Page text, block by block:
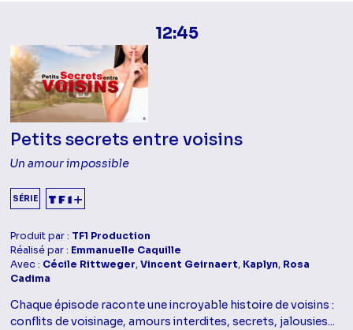
12:45
Petits secrets entre voisins
Un amour impossible
SÉRIE
Produit par : TF1 Production
Réalisé par : Emmanuelle Caquille
Avec : Cécile Rittweger,Vincent Geirnaert, Kaplyn, Rosa
Cadima
Chaque épisode raconte une incroyable histoire de voisins :
conflits de voisinage, amours interdites, secrets, jalousies...